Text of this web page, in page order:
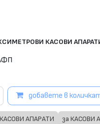
КАСОВИ
добавете в
АПАРАТИ за КАСОВИ